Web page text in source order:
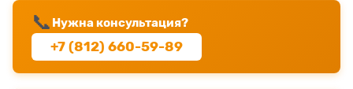
📞 Нужна консультация?
+7 (812) 660-59-89